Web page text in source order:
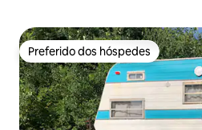
Preferido dos hóspedes
Preferido dos hóspedes